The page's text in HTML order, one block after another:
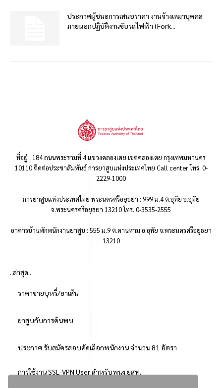
ประกาศผู้ชนะการเสนอราคา งานจ้างเหมาบุคคล
ภายนอกปฏิบัติงานขับรถไฟฟ้า (Fork...
ที่อยู่ : 184 ถนนพระรามที่ 4 แขวงคลองเตย เขตคลองเตย กรุงเทพมหานคร
10110 ติดต่อประชาสัมพันธ์ การยาสูบแห่งประเทศไทย Call center โทร. 0-
2229-1000
การยาสูบแห่งประเทศไทย พระนครศรีอยุธยา : 999 ม.4 ต.อุทัย อ.อุทัย
จ.พระนครศรีอยุธยา 13210 โทร. 0-3535-2555
อาคารบ้านพักพนักงานยาสูบ : 555 ม.9 ต.คานหาม อ.อุทัย จ.พระนครศรีอยุธยา
13210
..ล่าสุด..
ราคาขายบุหรี่/ยาเส้น
ยาสูบกับการค้นพบ
ประกาศ รับสมัครสอบคัดเลือกพนักงาน จำนวน 81 อัตรา
การใช้งาน SSL-VPN User สำหรับพนง.ยสท.